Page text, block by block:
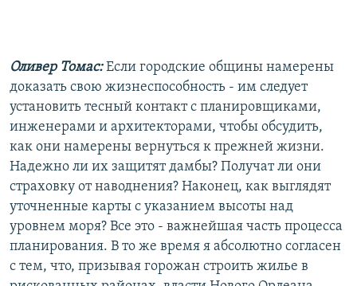
Оливер Томас: Если городские общины намерены
доказать свою жизнеспособность - им следует
установить тесный контакт с планировщиками,
инженерами и архитекторами, чтобы обсудить,
как они намерены вернуться к прежней жизни.
Надежно ли их защитят дамбы? Получат ли они
страховку от наводнения? Наконец, как выглядят
уточненные карты с указанием высоты над
уровнем моря? Все это - важнейшая часть процесса
планирования. В то же время я абсолютно согласен
с тем, что, призывая горожан строить жилье в